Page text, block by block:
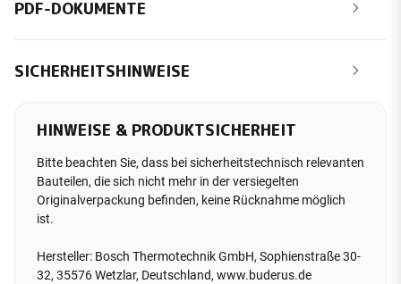
PDF-DOKUMENTE
SICHERHEITSHINWEISE
HINWEISE & PRODUKTSICHERHEIT
Bitte beachten Sie, dass bei sicherheitstechnisch relevanten
Bauteilen, die sich nicht mehr in der versiegelten
Originalverpackung befinden, keine Rücknahme möglich
ist.
Hersteller: Bosch Thermotechnik GmbH, Sophienstraße 30-
32, 35576 Wetzlar, Deutschland, www.buderus.de